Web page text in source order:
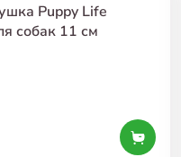
Puppy Life
собак 11 см